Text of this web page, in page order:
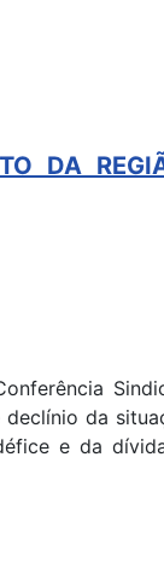
DA
da
e da